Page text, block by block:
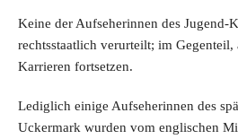
Keine der Aufseherinnen des Jugend-
rechtsstaatlich verurteilt; im
Karrieren fortsetzen.
Lediglich einige Aufseherinnen des
Uckermark wurden vom englischen